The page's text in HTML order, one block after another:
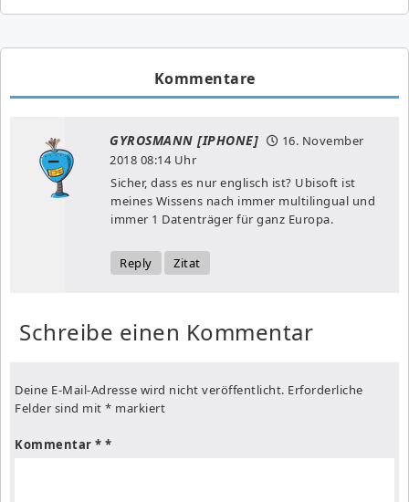
Kommentare
GYROSMANN [IPHONE]
16. November
2018 08:14 Uhr
Sicher, dass es nur englisch ist? Ubisoft ist
meines Wissens nach immer multilingual und
immer 1 Datenträger für ganz Europa.
Reply Zitat
Schreibe einen Kommentar
Deine E-Mail-Adresse wird nicht veröffentlicht. Erforderliche
Felder sind mit * markiert
Kommentar *